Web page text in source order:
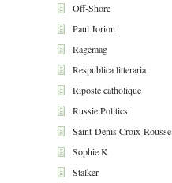
Off-Shore
Paul Jorion
Ragemag
Respublica litteraria
Riposte catholique
Russie Politics
Saint-Denis Croix-Rousse
Sophie K
Stalker